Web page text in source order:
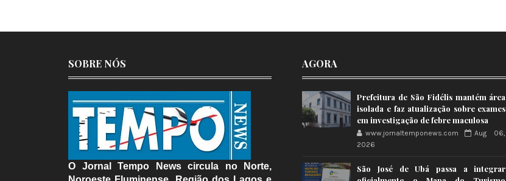
SOBRE NÓS
O Jornal Tempo News circula no Norte,
AGORA
Prefeitura de São Fidélis mantém área
isolada e faz atualização sobre exames
em investigação de febre maculosa
www.jornaltemponews.com
Aug 06,
2026
São José de Ubá passa a integrar